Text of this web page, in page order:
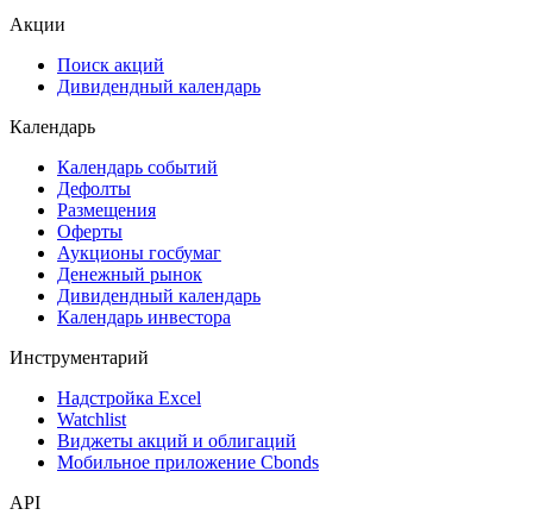
Акции
Поиск акций
Дивидендный календарь
Календарь
Календарь событий
Дефолты
Размещения
Оферты
Аукционы госбумаг
Денежный рынок
Дивидендный календарь
Календарь инвестора
Инструментарий
Надстройка Excel
Watchlist
Виджеты акций и облигаций
Мобильное приложение Cbonds
API